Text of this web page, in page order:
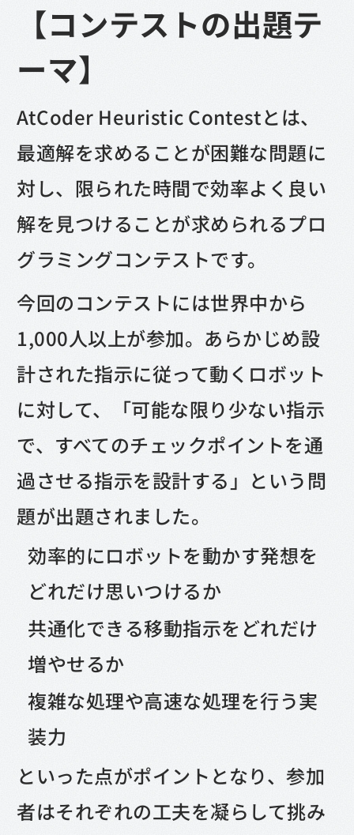
【コンテストの出題テ
ーマ】
AtCoder Heuristic Contestとは、
最適解を求めることが困難な問題に
対し、限られた時間で効率よく良い
解を見つけることが求められるプロ
グラミングコンテストです。
今回のコンテストには世界中から
1,000人以上が参加。あらかじめ設
計された指示に従って動くロボット
に対して、「可能な限り少ない指示
で、すべてのチェックポイントを通
過させる指示を設計する」という問
題が出題されました。
効率的にロボットを動かす発想を
どれだけ思いつけるか
共通化できる移動指示をどれだけ
増やせるか
複雑な処理や高速な処理を行う実
装力
といった点がポイントとなり、参加
者はそれぞれの工夫を凝らして挑み